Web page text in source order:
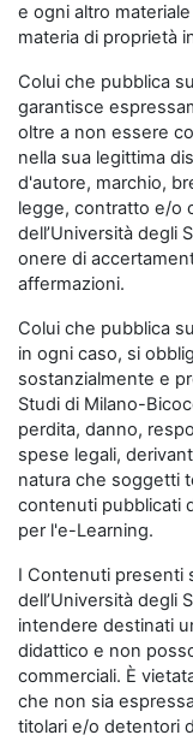
e ogni altro
materia di proprietà
Colui che pubblica
garantisce
oltre a non essere
nella sua legittima
d'autore, marchio,
legge, contratto e/o
dell’Università degli
onere di
affermazioni.
Colui che pubblica
in ogni caso, si
sostanzialmente e
Studi di Milano-
perdita, danno,
spese legali,
natura che soggetti
contenuti pubblicati
per l'e-Learning.
I Contenuti presenti
dell’Università degli
intendere destinati
didattico e non
commerciali. È
che non sia
titolari e/o detentori